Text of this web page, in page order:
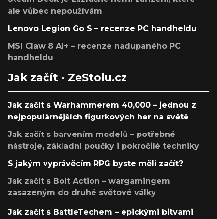
ale vůbec nepoužívám
Lenovo Legion Go S – recenze PC handheldu
MSI Claw 8 AI+ – recenze nadupaného PC
handheldu
Jak začít - ZeStolu.cz
Jak začít s Warhammerem 40,000 – jednou z
nejpopulárnějších figurkových her na světě
Jak začít s barvením modelů – potřebné
nástroje, základní poučky i pokročilé techniky
S jakým vyprávěcím RPG byste měli začít?
Jak začít s Bolt Action – wargamingem
zasazeným do druhé světové války
Jak začít s BattleTechem – epickými bitvami